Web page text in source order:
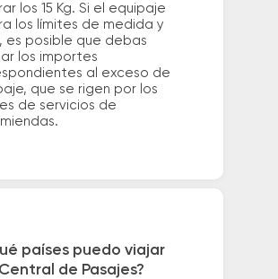
los 15 Kg. Si el equipaje
los límites de medida y
es posible que debas
los importes
al exceso de
que se rigen por los
de servicios de
países puedo viajar
de Pasajes?